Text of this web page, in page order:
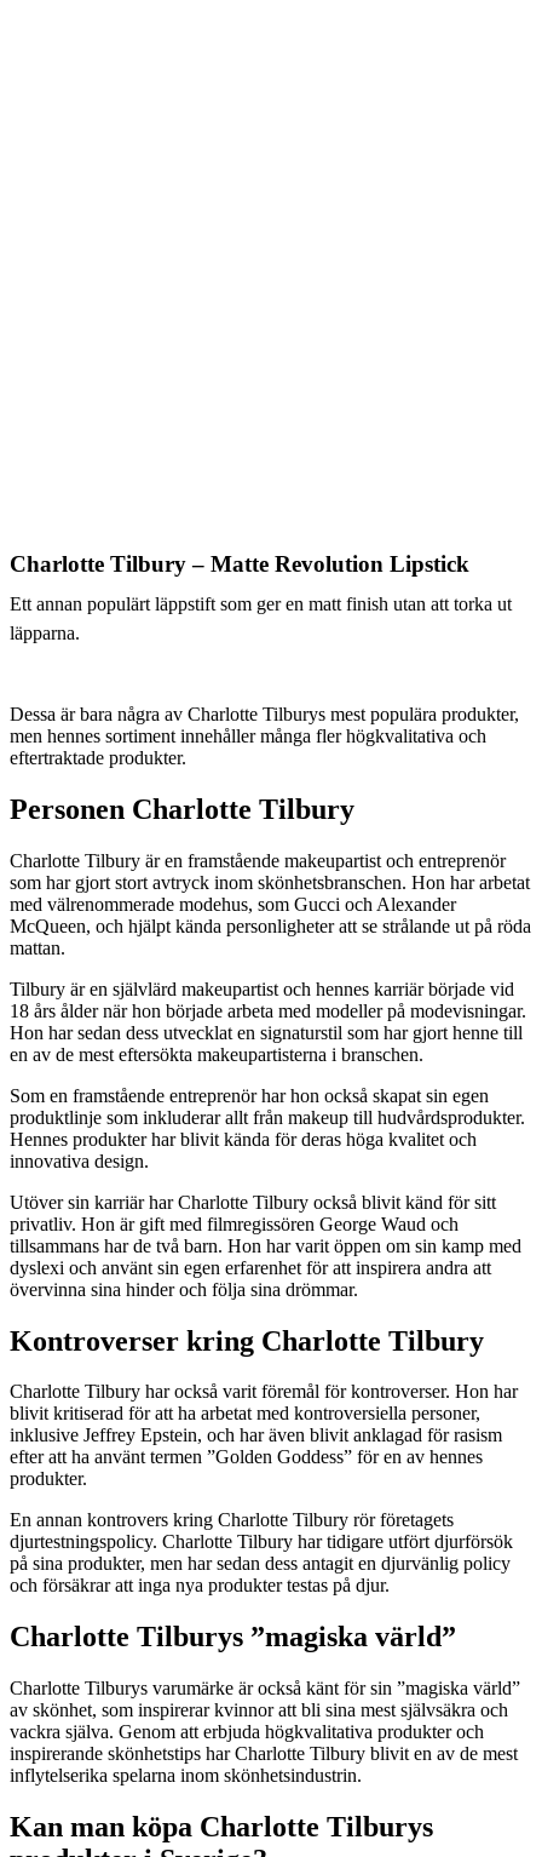
Charlotte Tilbury – Matte Revolution Lipstick
Ett annan populärt läppstift som ger en matt finish utan att torka ut
läpparna.
Dessa är bara några av Charlotte Tilburys mest populära produkter,
men hennes sortiment innehåller många fler högkvalitativa och
eftertraktade produkter.
Personen Charlotte Tilbury
Charlotte Tilbury är en framstående makeupartist och entreprenör
som har gjort stort avtryck inom skönhetsbranschen. Hon har arbetat
med välrenommerade modehus, som Gucci och Alexander
McQueen, och hjälpt kända personligheter att se strålande ut på röda
mattan.
Tilbury är en självlärd makeupartist och hennes karriär började vid
18 års ålder när hon började arbeta med modeller på modevisningar.
Hon har sedan dess utvecklat en signaturstil som har gjort henne till
en av de mest eftersökta makeupartisterna i branschen.
Som en framstående entreprenör har hon också skapat sin egen
produktlinje som inkluderar allt från makeup till hudvårdsprodukter.
Hennes produkter har blivit kända för deras höga kvalitet och
innovativa design.
Utöver sin karriär har Charlotte Tilbury också blivit känd för sitt
privatliv. Hon är gift med filmregissören George Waud och
tillsammans har de två barn. Hon har varit öppen om sin kamp med
dyslexi och använt sin egen erfarenhet för att inspirera andra att
övervinna sina hinder och följa sina drömmar.
Kontroverser kring Charlotte Tilbury
Charlotte Tilbury har också varit föremål för kontroverser. Hon har
blivit kritiserad för att ha arbetat med kontroversiella personer,
inklusive Jeffrey Epstein, och har även blivit anklagad för rasism
efter att ha använt termen ”Golden Goddess” för en av hennes
produkter.
En annan kontrovers kring Charlotte Tilbury rör företagets
djurtestningspolicy. Charlotte Tilbury har tidigare utfört djurförsök
på sina produkter, men har sedan dess antagit en djurvänlig policy
och försäkrar att inga nya produkter testas på djur.
Charlotte Tilburys ”magiska värld”
Charlotte Tilburys varumärke är också känt för sin ”magiska värld”
av skönhet, som inspirerar kvinnor att bli sina mest självsäkra och
vackra själva. Genom att erbjuda högkvalitativa produkter och
inspirerande skönhetstips har Charlotte Tilbury blivit en av de mest
inflytelserika spelarna inom skönhetsindustrin.
Kan man köpa Charlotte Tilburys